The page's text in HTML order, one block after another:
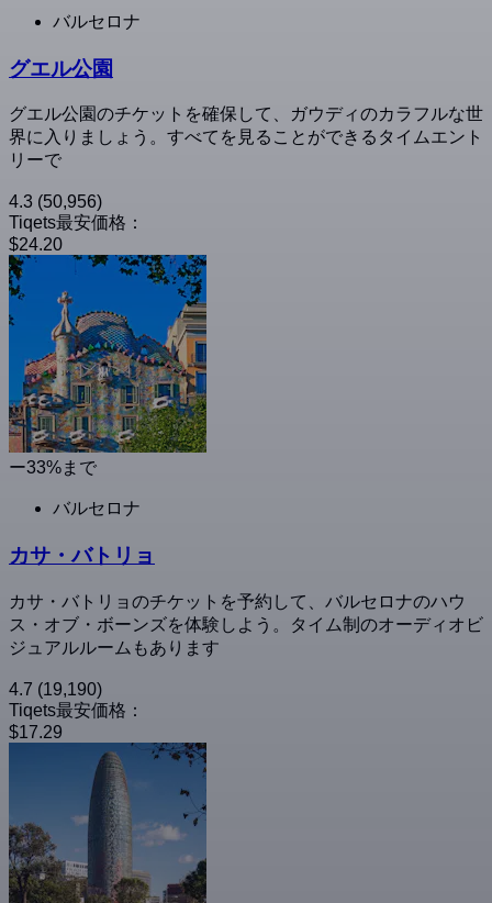
バルセロナ
グエル公園
グエル公園のチケットを確保して、ガウディのカラフルな世
界に入りましょう。すべてを見ることができるタイムエント
リーで
4.3 (50,956)
Tiqets最安価格：
$24.20
ー33%まで
バルセロナ
カサ・バトリョ
カサ・バトリョのチケットを予約して、バルセロナのハウ
ス・オブ・ボーンズを体験しよう。タイム制のオーディオビ
ジュアルルームもあります
4.7 (19,190)
Tiqets最安価格：
$17.29